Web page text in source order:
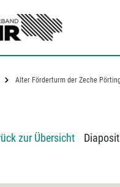
Alter Förderturm der Zeche
zur Übersicht